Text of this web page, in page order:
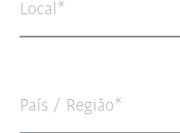
Local
País / Região*